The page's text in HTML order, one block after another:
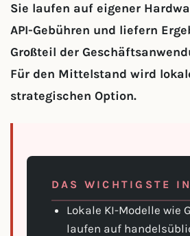
Sie laufen auf eigener
API-Gebühren und liefern
Großteil der
Für den Mittelstand wird
strategischen Option.
DAS WICHTIGSTE
Lokale KI-Modelle wie
laufen auf